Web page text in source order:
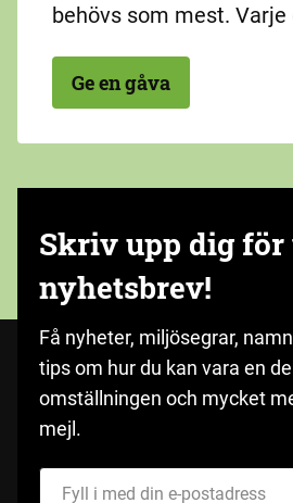
behövs som mest. Varje
Ge en gåva
Skriv upp dig
nyhetsbrev!
Få nyheter, miljösegrar,
tips om hur du kan vara en
omställningen och mycket
mejl.